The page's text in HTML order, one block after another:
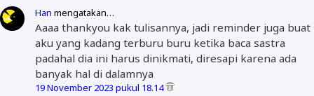
Han mengatakan…
Aaaa thankyou kak tulisannya, jadi reminder juga buat
aku yang kadang terburu buru ketika baca sastra
padahal dia ini harus dinikmati, diresapi karena ada
banyak hal di dalamnya
19 November 2023 pukul 18.14